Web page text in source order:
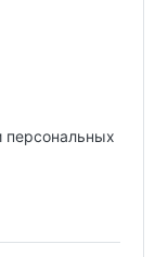
персональных